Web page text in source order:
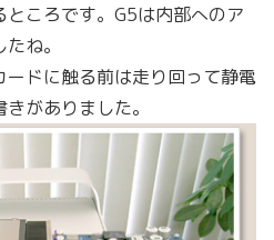
ころです。G5は内部へのア
ね。
ドに触る前は走り回って静電
がありました。